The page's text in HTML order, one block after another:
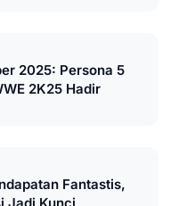
2025: Persona 5
2K25 Hadir
Fantastis,